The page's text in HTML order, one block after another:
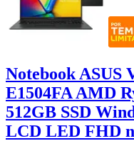
Notebook ASUS
E1504FA AMD
512GB SSD
LCD LED FHD